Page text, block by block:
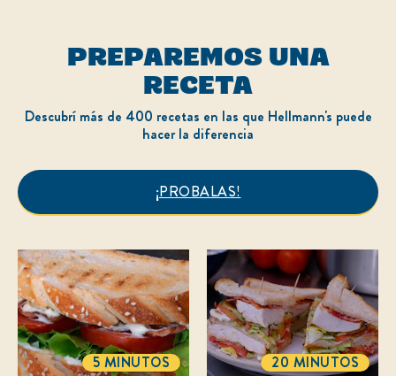
PREPAREMOS UNA
RECETA
Descubrí más de 400 recetas en las que Hellmann's puede
hacer la diferencia
¡PROBALAS!
TOTALTIME
5 MINUTOS TOTALTIME
20 MINUTOS